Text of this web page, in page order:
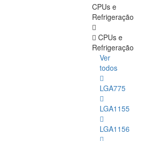
CPUs e
Refrigeração
CPUs e
Refrigeração
Ver
todos
LGA775
LGA1155
LGA1156